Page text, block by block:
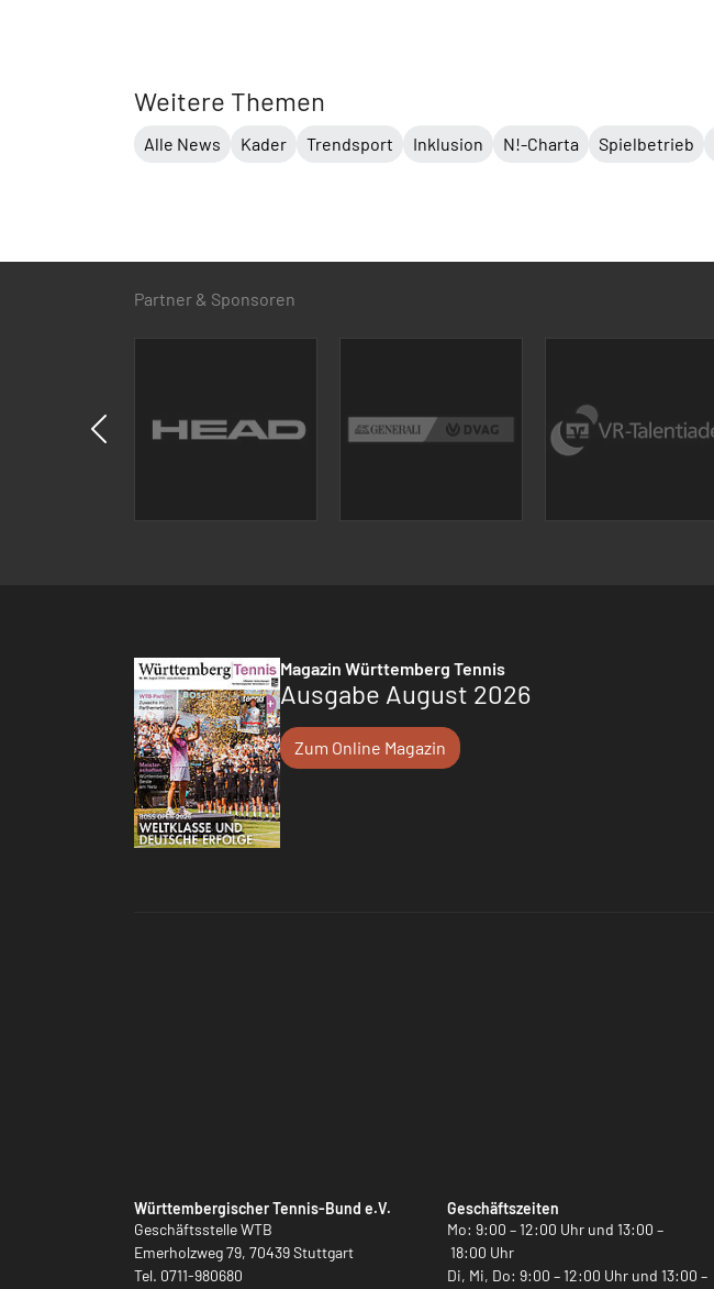
Weitere Themen
Alle News Kader Trendsport Inklusion N!-Charta Spielbetrieb
Partner & Sponsoren
Magazin Württemberg Tennis
Ausgabe August 2026
Zum Online Magazin
Württembergischer Tennis-Bund e.V.
Geschäftsstelle WTB
Emerholzweg 79, 70439 Stuttgart
Tel. 0711-980680
Geschäftszeiten
Mo: 9:00 – 12:00 Uhr und 13:00 –
18:00 Uhr
Di, Mi, Do: 9:00 – 12:00 Uhr und 13:00 –